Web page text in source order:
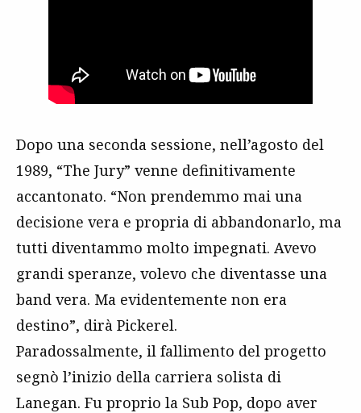
Dopo una seconda sessione, nell’agosto del
1989, “The Jury” venne definitivamente
accantonato. “Non prendemmo mai una
decisione vera e propria di abbandonarlo, ma
tutti diventammo molto impegnati. Avevo
grandi speranze, volevo che diventasse una
band vera. Ma evidentemente non era
destino”, dirà Pickerel.
Paradossalmente, il fallimento del progetto
segnò l’inizio della carriera solista di
Lanegan. Fu proprio la Sub Pop, dopo aver